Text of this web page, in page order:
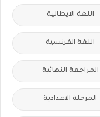
اللغة الايطالية
اللغة الفرنسية
المراجعة النهائية
المرحلة الاعدادية